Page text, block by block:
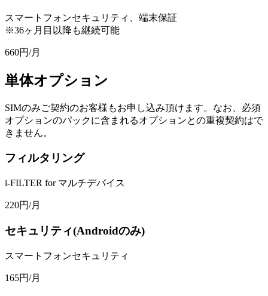
スマートフォンセキュリティ、端末保証
※36ヶ月目以降も継続可能
660円/月
単体オプション
SIMのみご契約のお客様もお申し込み頂けます。なお、必須
オプションのパックに含まれるオプションとの重複契約はで
きません。
フィルタリング
i-FILTER for マルチデバイス
220円/月
セキュリティ(Androidのみ)
スマートフォンセキュリティ
165円/月